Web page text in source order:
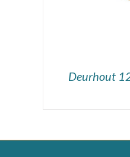
Deurhout